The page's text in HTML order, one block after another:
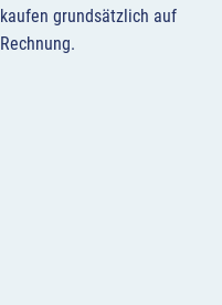
kaufen grundsätzlich auf
Rechnung.